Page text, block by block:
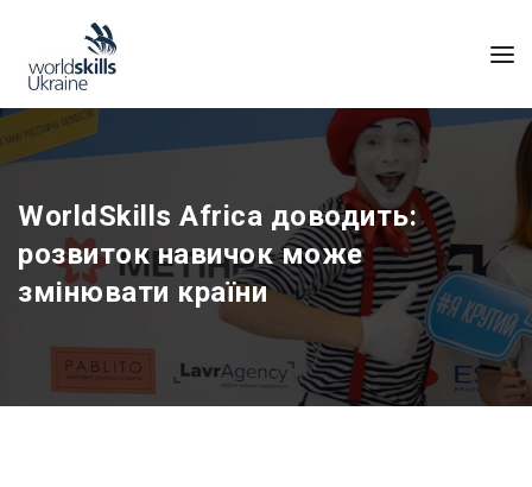
WorldSkills Africa доводить:
розвиток навичок може
змінювати країни